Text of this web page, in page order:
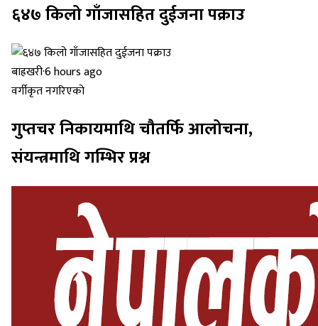
६४७ किलो गाँजासहित दुईजना पक्राउ
बाह्रखरी·6 hours ago
वर्गीकृत नगरिएको
गुप्तचर निकायमाथि चौतर्फि आलोचना,
संयन्त्रमाथि गम्भिर प्रश्न